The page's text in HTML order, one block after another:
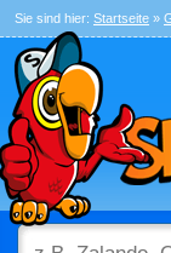
Sie sind hier: Startseite »